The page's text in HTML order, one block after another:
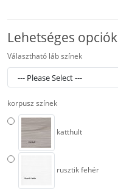
Lehetséges opciók
Választható láb színek
korpusz színek
katthult
rusztik fehér